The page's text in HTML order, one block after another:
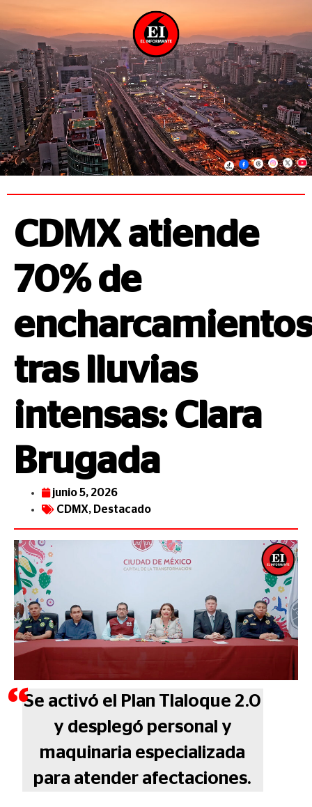
CDMX atiende
70% de
encharcamientos
tras lluvias
intensas: Clara
Brugada
junio 5, 2026
CDMX, Destacado
Se activó el Plan Tlaloque 2.0
y desplegó personal y
maquinaria especializada
para atender afectaciones.